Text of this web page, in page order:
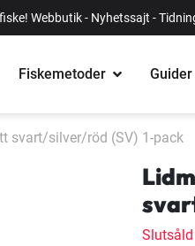
Webbutik - Nyhetssajt -
Fiskemetoder Guider
svart/silver/röd (SV) 1-pack
Slutsåld